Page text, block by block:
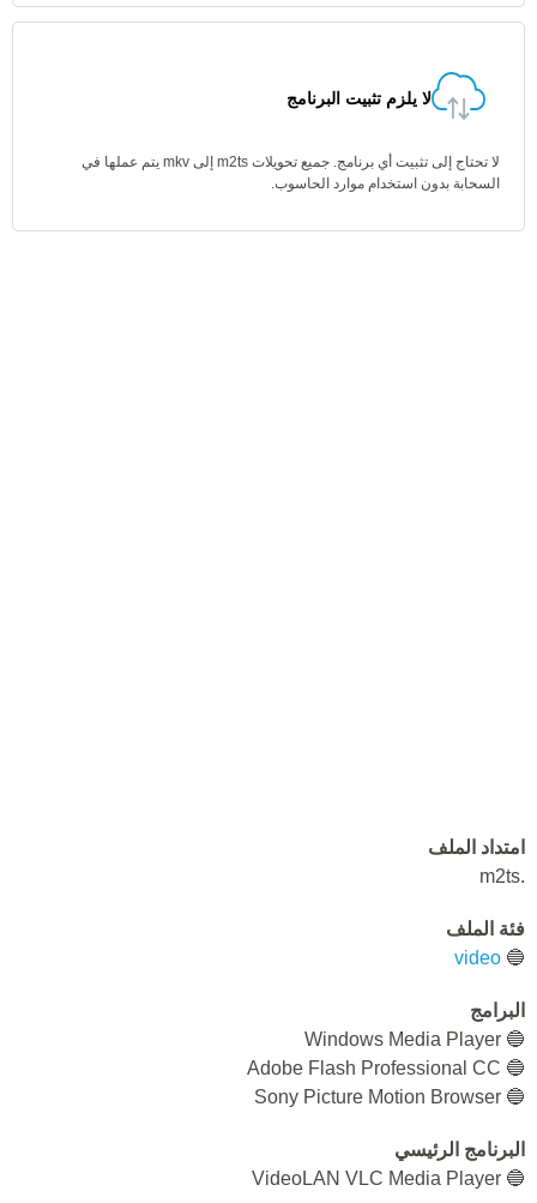
لا يلزم تثبيت البرنامج
لا تحتاج إلى تثبيت أي برنامج. جميع تحويلات m2ts إلى mkv يتم عملها في
السحابة بدون استخدام موارد الحاسوب.
امتداد الملف
.m2ts
فئة الملف
🔵
video
البرامج
🔵 Windows Media Player
🔵 Adobe Flash Professional CC
🔵 Sony Picture Motion Browser
البرنامج الرئيسي
🔵 VideoLAN VLC Media Player